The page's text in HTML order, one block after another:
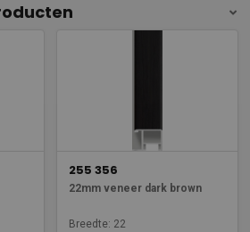
255 356
22mm veneer dark brown
Breedte: 22